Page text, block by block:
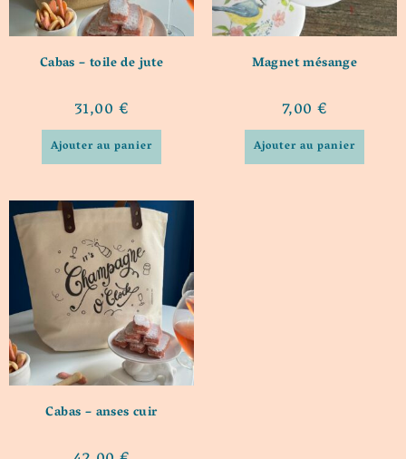
Cabas – toile de jute
31,00 €
Ajouter au panier
Magnet mésange
7,00 €
Ajouter au panier
Cabas – anses cuir